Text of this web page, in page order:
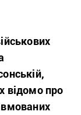
відомо про